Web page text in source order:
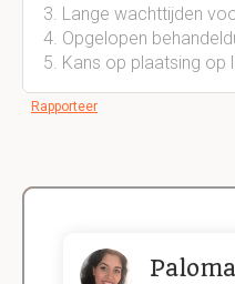
Lange wachttijden
Opgelopen
Kans op plaatsing op
Rapporteer
Paloma